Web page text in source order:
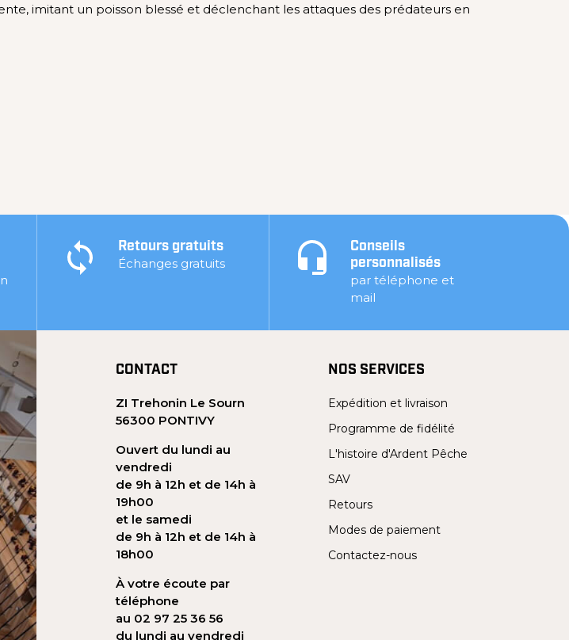
imitant un poisson blessé et déclenchant les attaques des prédateurs en
Retours gratuits
Échanges gratuits
Conseils
personnalisés
par téléphone et
mail
CONTACT
ZI Trehonin Le Sourn
56300 PONTIVY
Ouvert du lundi au
vendredi
de 9h à 12h et de 14h à
19h00
et le samedi
de 9h à 12h et de 14h à
18h00
À votre écoute par
téléphone
au 02 97 25 36 56
du lundi au vendredi
NOS SERVICES
Expédition et livraison
Programme de fidélité
L'histoire d'Ardent Pêche
SAV
Retours
Modes de paiement
Contactez-nous